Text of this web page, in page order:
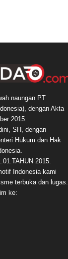
naungan PT
dengan Akta
2015.
SH, dengan
Hukum dan Hak
2015.
Indonesia kami
terbuka dan lugas.
ke: